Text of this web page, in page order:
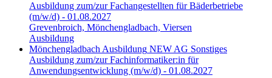
Ausbildung zum/zur Fachangestellten für Bäderbetriebe
(m/w/d) - 01.08.2027
Grevenbroich, Mönchengladbach, Viersen
Ausbildung
Mönchengladbach Ausbildung NEW AG Sonstiges
Ausbildung zum/zur Fachinformatiker:in für
Anwendungsentwicklung (m/w/d) - 01.08.2027